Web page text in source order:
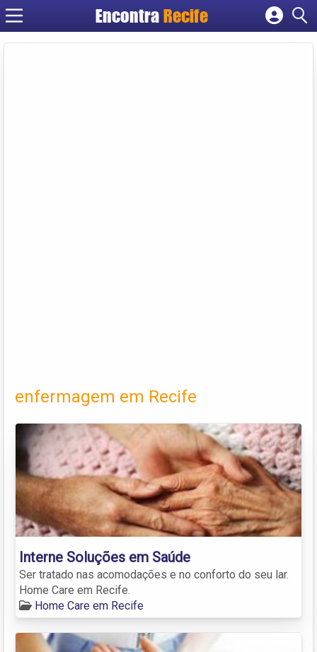
Encontra Recife
Cadastrar empresa
enfermagem em Recife
Interne Soluções em Saúde
Ser tratado nas acomodações e no conforto do seu lar.
Home Care em Recife.
Home Care em Recife